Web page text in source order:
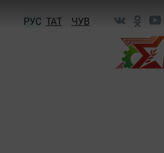
РУС ТАТ ЧУВ